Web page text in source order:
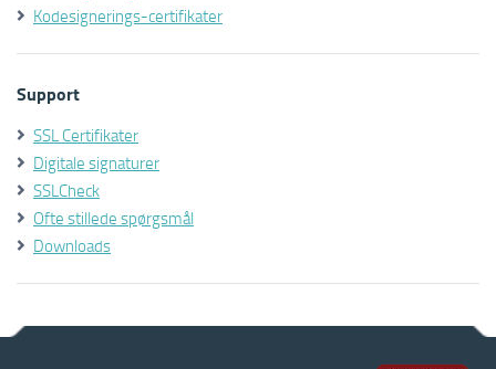
Kodesignerings-certifikater
Support
SSL Certifikater
Digitale signaturer
SSLCheck
Ofte stillede spørgsmål
Downloads